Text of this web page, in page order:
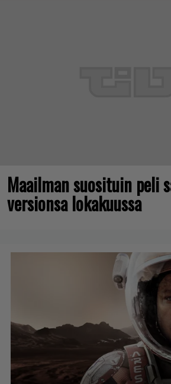
Maailman suosituin peli
versionsa lokakuussa